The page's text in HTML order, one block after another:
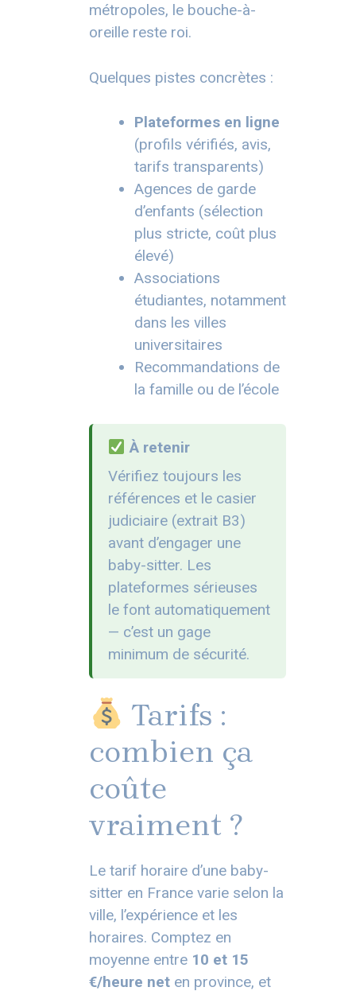
métropoles, le bouche-à-
oreille reste roi.
Quelques pistes concrètes :
Plateformes en ligne
(profils vérifiés, avis,
tarifs transparents)
Agences de garde
d’enfants (sélection
plus stricte, coût plus
élevé)
Associations
étudiantes, notamment
dans les villes
universitaires
Recommandations de
la famille ou de l’école
À retenir
Vérifiez toujours les
références et le casier
judiciaire (extrait B3)
avant d’engager une
baby-sitter. Les
plateformes sérieuses
le font automatiquement
— c’est un gage
minimum de sécurité.
Tarifs :
combien ça
coûte
vraiment ?
Le tarif horaire d’une baby-
sitter en France varie selon la
ville, l’expérience et les
horaires. Comptez en
moyenne entre 10 et 15
€/heure net en province, et